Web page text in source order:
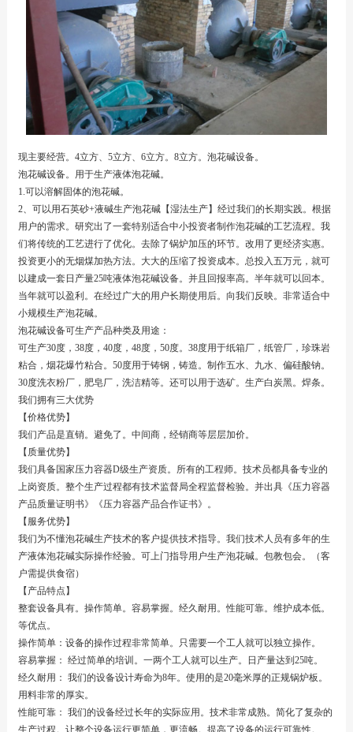
现主要经营。4立方、5立方、6立方。8立方。泡花碱设备。
泡花碱设备。用于生产液体泡花碱。
1.可以溶解固体的泡花碱。
2、可以用石英砂+液碱生产泡花碱【湿法生产】经过我们的长期实践。根据
用户的需求。研究出了一套特别适合中小投资者制作泡花碱的工艺流程。我
们将传统的工艺进行了优化。去除了锅炉加压的环节。改用了更经济实惠。
投资更小的无烟煤加热方法。大大的压缩了投资成本。总投入五万元，就可
以建成一套日产量25吨液体泡花碱设备。并且回报率高。半年就可以回本。
当年就可以盈利。在经过广大的用户长期使用后。向我们反映。非常适合中
小规模生产泡花碱。
泡花碱设备可生产产品种类及用途：
可生产30度，38度，40度，48度，50度。38度用于纸箱厂，纸管厂，珍珠岩
粘合，烟花爆竹粘合。50度用于铸钢，铸造。制作五水、九水、偏硅酸钠。
30度洗衣粉厂，肥皂厂，洗洁精等。还可以用于选矿。生产白炭黑。焊条。
我们拥有三大优势
【价格优势】
我们产品是直销。避免了。中间商，经销商等层层加价。
【质量优势】
我们具备国家压力容器D级生产资质。所有的工程师。技术员都具备专业的
上岗资质。整个生产过程都有技术监督局全程监督检验。并出具《压力容器
产品质量证明书》《压力容器产品合作证书》。
【服务优势】
我们为不懂泡花碱生产技术的客户提供技术指导。我们技术人员有多年的生
产液体泡花碱实际操作经验。可上门指导用户生产泡花碱。包教包会。（客
户需提供食宿）
【产品特点】
整套设备具有。操作简单。容易掌握。经久耐用。性能可靠。维护成本低。
等优点。
操作简单：设备的操作过程非常简单。只需要一个工人就可以独立操作。
容易掌握： 经过简单的培训。一两个工人就可以生产。日产量达到25吨。
经久耐用： 我们的设备设计寿命为8年。使用的是20毫米厚的正规锅炉板。
用料非常的厚实。
性能可靠： 我们的设备经过长年的实际应用。技术非常成熟。简化了复杂的
生产过程。让整个设备运行更简单，更流畅。提高了设备的运行可靠性。